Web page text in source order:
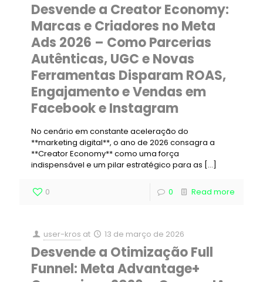
Desvende a Creator Economy:
Marcas e Criadores no Meta
Ads 2026 – Como Parcerias
Autênticas, UGC e Novas
Ferramentas Disparam ROAS,
Engajamento e Vendas em
Facebook e Instagram
No cenário em constante aceleração do
**marketing digital**, o ano de 2026 consagra a
**Creator Economy** como uma força
indispensável e um pilar estratégico para as […]
0 0 Read more
user-kros at 13 de março de 2026
Desvende a Otimização Full
Funnel: Meta Advantage+